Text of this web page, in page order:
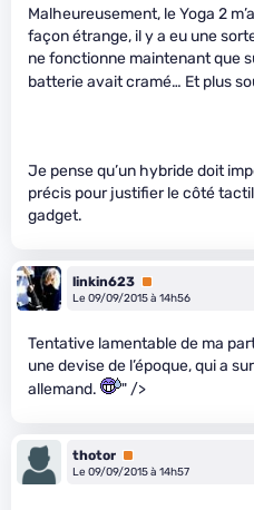
Malheureusement, le Yoga 2
façon étrange, il y a eu une
ne fonctionne maintenant que
batterie avait cramé… Et plus
Je pense qu’un hybride doit
précis pour justifier le côté
gadget.
linkin623 Premium
Le 09/09/2015 à 14h56
Tentative lamentable de ma
une devise de l’époque, qui a
allemand.
" />
thotor Premium
Le 09/09/2015 à 14h57